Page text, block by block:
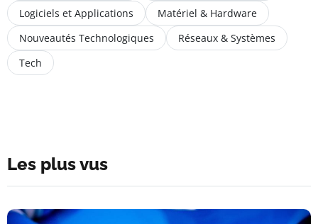
Logiciels et Applications
Matériel & Hardware
Nouveautés Technologiques
Réseaux & Systèmes
Tech
Les plus vus